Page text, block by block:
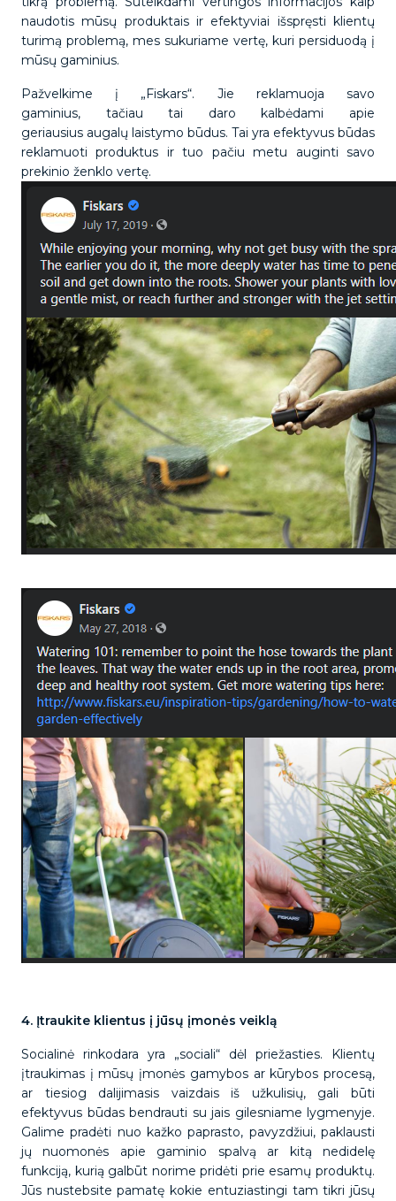
naudotis mūsų produktais ir efektyviai išspręsti klientų
turimą problemą, mes sukuriame vertę, kuri persiduodą į
mūsų gaminius.
Pažvelkime į „Fiskars“. Jie reklamuoja savo
gaminius, tačiau tai daro kalbėdami apie
geriausius augalų laistymo būdus. Tai yra efektyvus būdas
reklamuoti produktus ir tuo pačiu metu auginti savo
prekinio ženklo vertę.
4. Įtraukite klientus į jūsų įmonės veiklą
Socialinė rinkodara yra „sociali“ dėl priežasties. Klientų
įtraukimas į mūsų įmonės gamybos ar kūrybos procesą,
ar tiesiog dalijimasis vaizdais iš užkulisių, gali būti
efektyvus būdas bendrauti su jais gilesniame lygmenyje.
Galime pradėti nuo kažko paprasto, pavyzdžiui, paklausti
jų nuomonės apie gaminio spalvą ar kitą nedidelę
funkciją, kurią galbūt norime pridėti prie esamų produktų.
Jūs nustebsite pamatę kokie entuziastingi tam tikri jūsų